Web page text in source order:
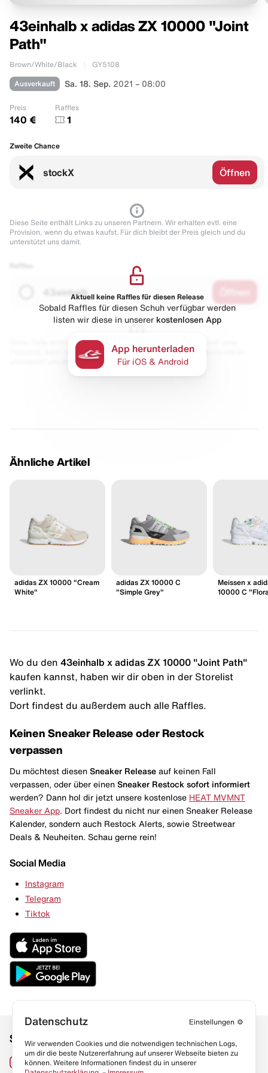
43einhalb x adidas ZX 10000 "Joint
Path"
Brown/White/Black GY5108
Ausverkauft Sa. 18. Sep. 2021 – 08:00
Preis
140 €
Raffles
1
Zweite Chance
stockX Öffnen
Diese Seite enthält Links zu unseren Partnern. Wir erhalten evtl. eine
Provision, wenn du etwas kaufst. Für dich bleibt der Preis gleich und du
unterstützt uns damit.
43einhalb
Diese Seite enthält Links zu unseren Partnern. Wir erhalten evtl. eine
Provision, wenn du etwas kaufst. Für dich bleibt der Preis gleich und du
unterstützt uns damit.
Aktuell keine Raffles für diesen Release
Sobald Raffles für diesen Schuh verfügbar werden
listen wir diese in unserer kostenlosen App
App herunterladen
Für iOS & Android
Ähnliche Artikel
adidas ZX 10000 "Cream
White"
adidas ZX 10000 C
"Simple Grey"
Meissen x
10000 C
Wo du den 43einhalb x adidas ZX 10000 "Joint Path"
kaufen kannst, haben wir dir oben in der Storelist
verlinkt.
Dort findest du außerdem auch alle Raffles.
Keinen Sneaker Release oder Restock
verpassen
Du möchtest diesen Sneaker Release auf keinen Fall
verpassen, oder über einen Sneaker Restock sofort informiert
werden? Dann hol dir jetzt unsere kostenlose HEAT MVMNT
Sneaker App . Dort findest du nicht nur einen Sneaker Release
Kalender, sondern auch Restock Alerts, sowie Streetwear
Deals & Neuheiten. Schau gerne rein!
Social Media
Instagram
Telegram
Tiktok
Social Media
Instagram
Links
Sneaker Lexikon
Datenschutz Einstellungen ⚙️
Wir verwenden Cookies und die notwendigen technischen Logs,
um dir die beste Nutzererfahrung auf unserer Webseite bieten zu
können. Weitere Informationen findest du in unserer